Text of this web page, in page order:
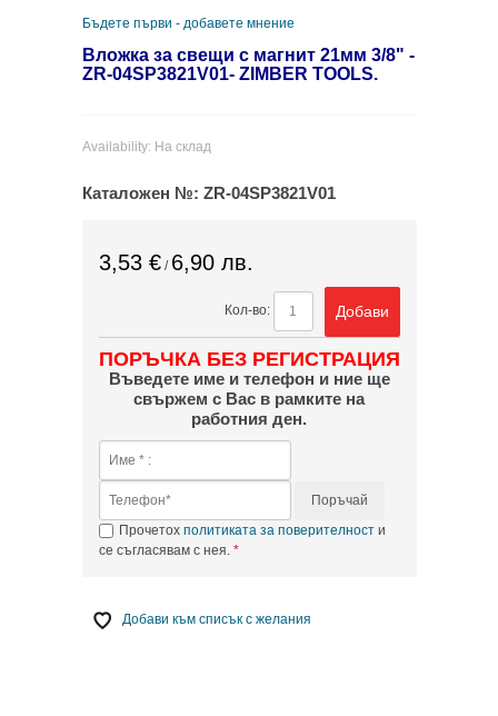
Бъдете първи - добавете мнение
Вложка за свещи с магнит 21мм 3/8" -
ZR-04SP3821V01- ZIMBER TOOLS.
Availability: На склад
Каталожен №: ZR-04SP3821V01
3,53 €/ 6,90 лв.
Кол-во: Добави
ПОРЪЧКА БЕЗ РЕГИСТРАЦИЯ
Въведете име и телефон и ние ще
свържем с Вас в рамките на
работния ден.
Поръчай
Прочетох политиката за поверителности
се съгласявам с нея.
Добави към списък с желания